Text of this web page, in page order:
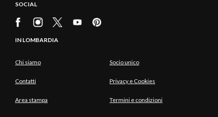
SOCIAL
IN LOMBARDIA
Chi siamo Socio unico
Contatti Privacy e Cookies
Area stampa Termini e condizioni